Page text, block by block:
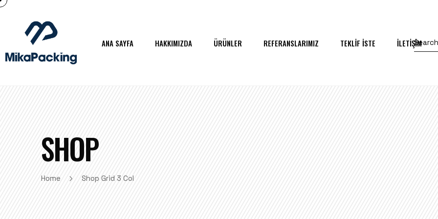
ANA SAYFA HAKKIMIZDA ÜRÜNLER REFERANSLARIMIZ TEKLİF İSTE İLETİŞİM
SHOP
Home Shop Grid 3 Col